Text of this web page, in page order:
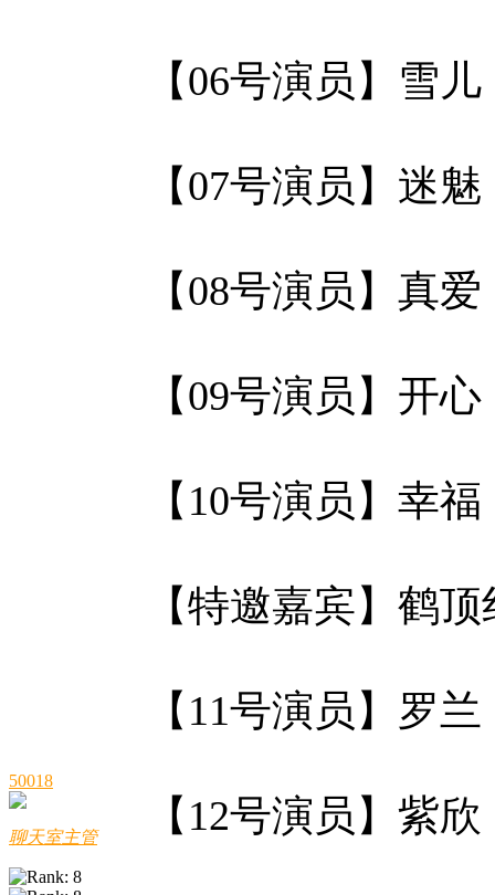
50018
聊天室主管
【06号演员】
【07号演员】迷
【08号演员】
【09号演员】开
【10号演员】幸
【特邀嘉宾】鹤
【11号演员】罗
【12号演员】紫